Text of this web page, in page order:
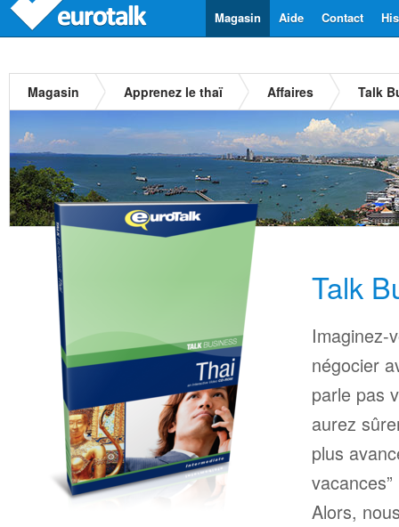
Contact
Aide
Magasin
Magasin Apprenez le thaï Affaires Talk
Talk
Imaginez-
négocier
parle pas
aurez
plus
Alors,